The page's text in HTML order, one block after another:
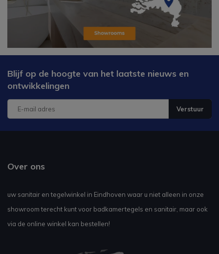
Blijf op de hoogte van het laatste nieuws en
ontwikkelingen
Verstuur
Over ons
uw sanitair en tegelwinkel in Eindhoven waar u niet alleen in onze
showroom terecht kunt voor badkamertegels en sanitair, maar ook
via de online winkel kan bestellen!